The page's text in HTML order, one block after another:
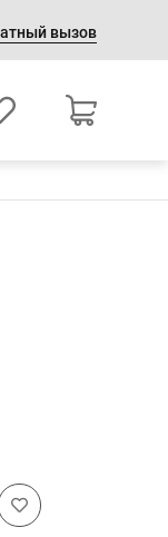
вызов
заказа